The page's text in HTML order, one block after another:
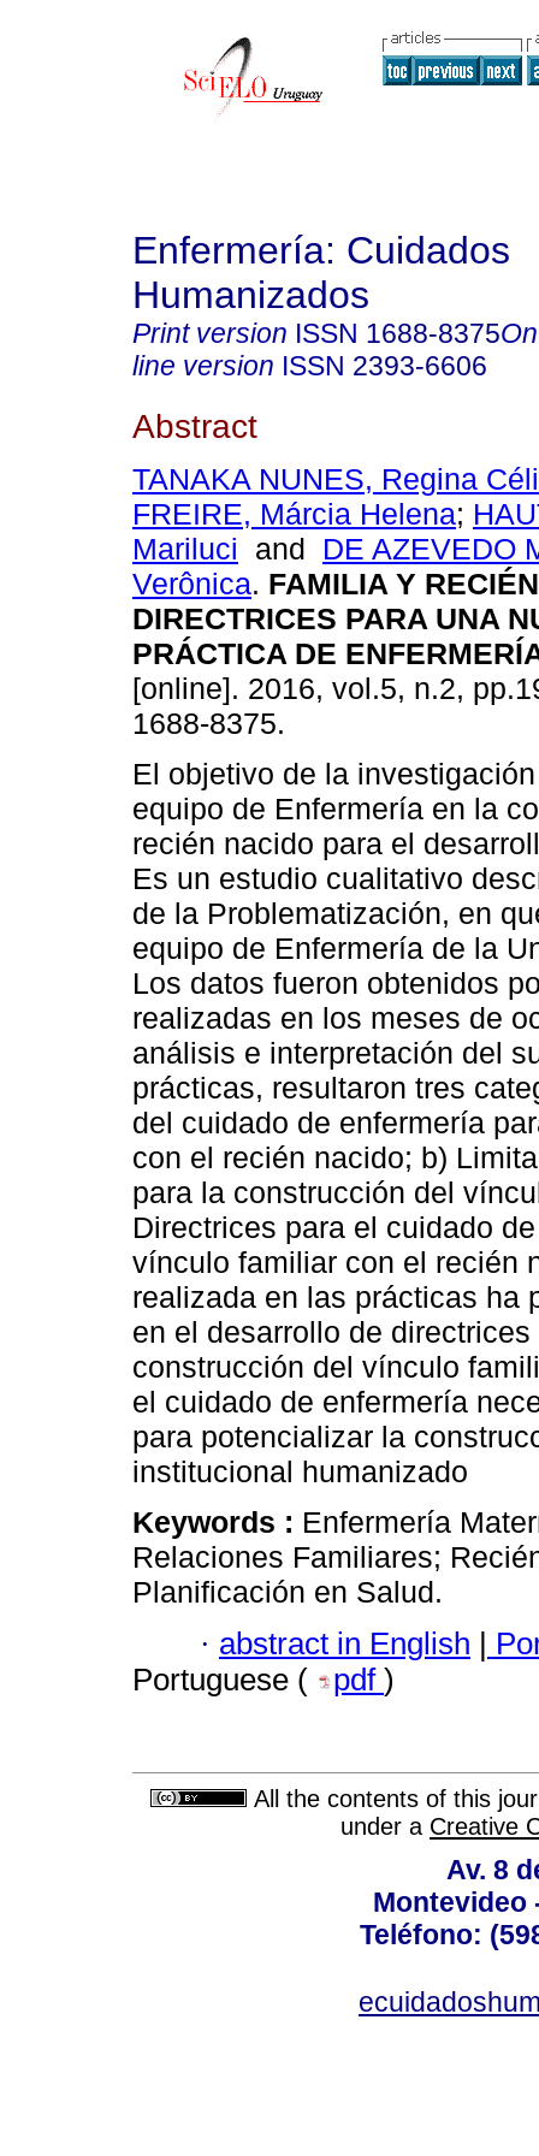
Enfermería: Cuidados
Humanizados
Print version ISSN 1688-8375
line version ISSN 2393-6606
Abstract
TANAKA NUNES, Regina
FREIRE, Márcia Helena;
Mariluci and DE AZEVEDO
Verônica. FAMILIA Y
DIRECTRICES PARA UNA
PRÁCTICA DE
[online]. 2016, vol.5, n.2,
1688-8375.
El objetivo de la
equipo de Enfermería en la
recién nacido para el
Es un estudio cualitativo
de la Problematización, en
equipo de Enfermería de la
Los datos fueron obtenidos
realizadas en los meses de
análisis e interpretación del
prácticas, resultaron tres
del cuidado de enfermería
con el recién nacido; b)
para la construcción del
Directrices para el cuidado
vínculo familiar con el recién
realizada en las prácticas ha
en el desarrollo de
construcción del vínculo
el cuidado de enfermería
para potencializar la
institucional humanizado
Keywords : Enfermería
Relaciones Familiares;
Planificación en Salud.
· abstract in English |
Portuguese (
pdf )
All the contents of this
under a Creative
Av. 8
Montevideo
Teléfono: